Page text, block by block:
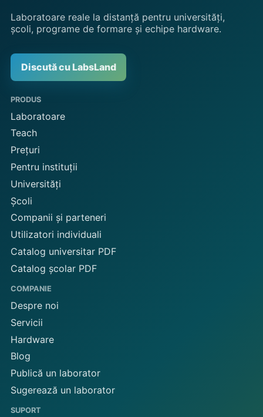
Laboratoare reale la distanță pentru universități,
școli, programe de formare și echipe hardware.
Discută cu LabsLand
PRODUS
Laboratoare
Teach
Prețuri
Pentru instituții
Universități
Școli
Companii și parteneri
Utilizatori individuali
Catalog universitar PDF
Catalog școlar PDF
COMPANIE
Despre noi
Servicii
Hardware
Blog
Publică un laborator
Sugerează un laborator
SUPORT